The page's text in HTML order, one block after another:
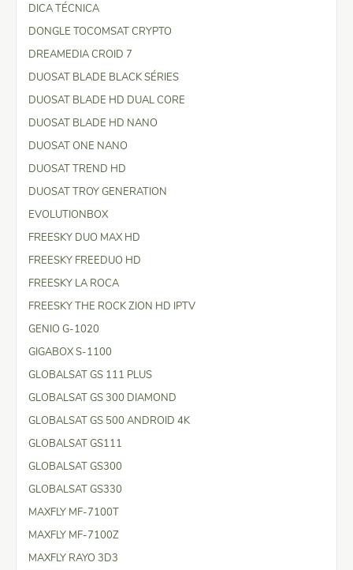
DICA TÉCNICA
DONGLE TOCOMSAT CRYPTO
DREAMEDIA CROID 7
DUOSAT BLADE BLACK SÉRIES
DUOSAT BLADE HD DUAL CORE
DUOSAT BLADE HD NANO
DUOSAT ONE NANO
DUOSAT TREND HD
DUOSAT TROY GENERATION
EVOLUTIONBOX
FREESKY DUO MAX HD
FREESKY FREEDUO HD
FREESKY LA ROCA
FREESKY THE ROCK ZION HD IPTV
GENIO G-1020
GIGABOX S-1100
GLOBALSAT GS 111 PLUS
GLOBALSAT GS 300 DIAMOND
GLOBALSAT GS 500 ANDROID 4K
GLOBALSAT GS111
GLOBALSAT GS300
GLOBALSAT GS330
MAXFLY MF-7100T
MAXFLY MF-7100Z
MAXFLY RAYO 3D3